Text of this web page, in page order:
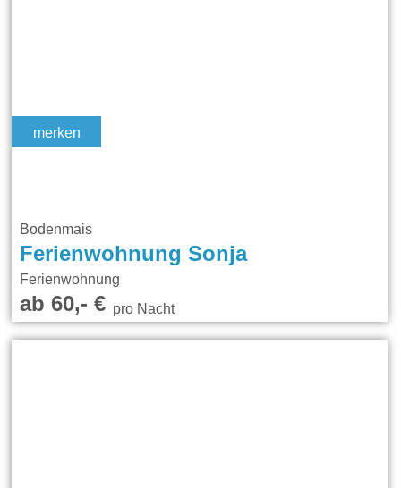
merken
Bodenmais
Ferienwohnung Sonja
Ferienwohnung
ab 60,- €pro Nacht